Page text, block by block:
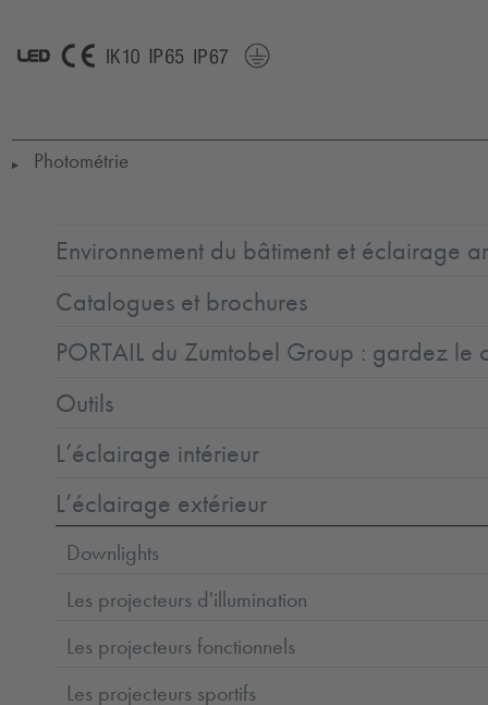
▶ Photométrie
Environnement du bâtiment et éclairage
Catalogues et brochures
PORTAIL du Zumtobel Group : gardez le
Outils
L’éclairage intérieur
L’éclairage extérieur
Downlights
Les projecteurs d'illumination
Les projecteurs fonctionnels
Les projecteurs sportifs